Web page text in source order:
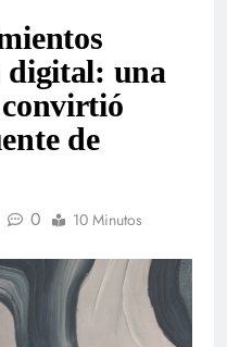
digital: una
de
0 10 Minutos